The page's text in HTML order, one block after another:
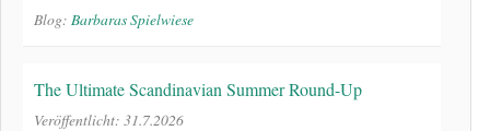
Blog: Barbaras Spielwiese
The Ultimate Scandinavian Summer Round-Up
Veröffentlicht: 31.7.2026